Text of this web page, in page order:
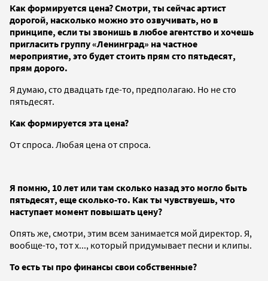
Как формируется цена? Смотри, ты сейчас артист
дорогой, насколько можно это озвучивать, но в
принципе, если ты звонишь в любое агентство и хочешь
пригласить группу «Ленинград» на частное
мероприятие, это будет стоить прям сто пятьдесят,
прям дорого.
Я думаю, сто двадцать где-то, предполагаю. Но не сто
пятьдесят.
Как формируется эта цена?
От спроса. Любая цена от спроса.
Я помню, 10 лет или там сколько назад это могло быть
пятьдесят, еще сколько-то. Как ты чувствуешь, что
наступает момент повышать цену?
Опять же, смотри, этим всем занимается мой директор. Я,
вообще-то, тот х..., который придумывает песни и клипы.
То есть ты про финансы свои собственные?